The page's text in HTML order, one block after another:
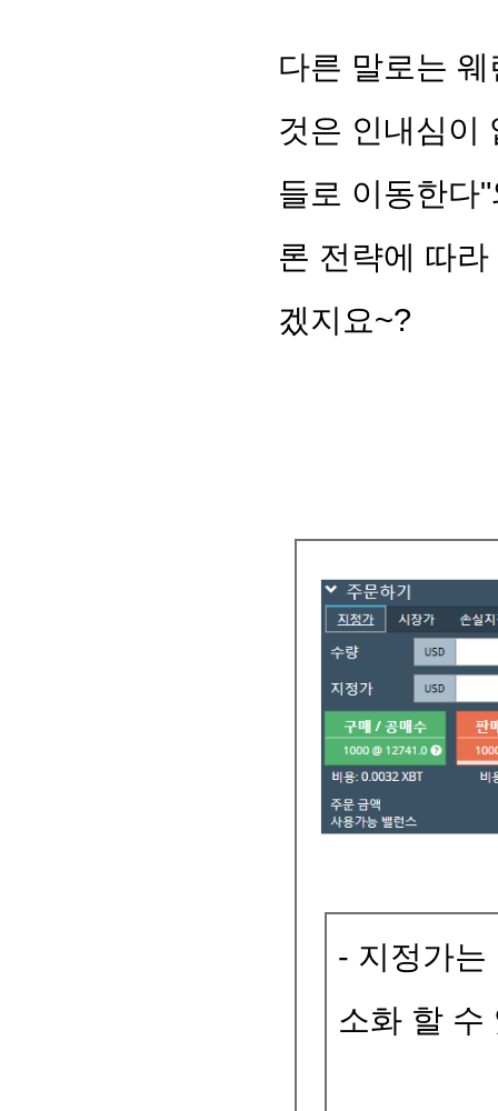
다른 말로는
것은 인내심이
들로 이동한다
론 전략에 따
겠지요~?
- 지정가는
소화 할 수